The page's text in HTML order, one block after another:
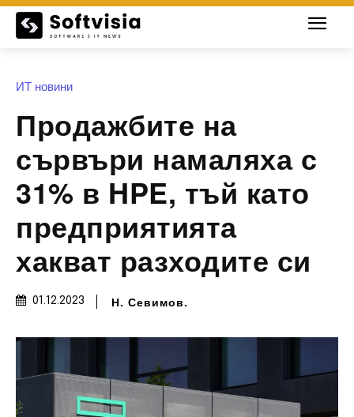
ИТ новини
Продажбите на
сървъри намаляха с
31% в HPE, тъй като
предприятията
хакват разходите си
01.12.2023 Н. Севимов.